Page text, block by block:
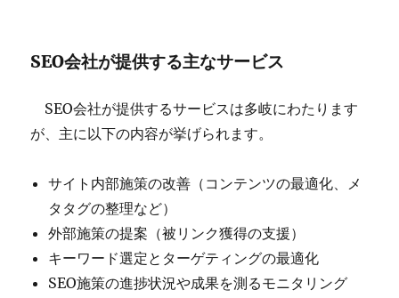
SEO会社が提供する主なサービス
SEO会社が提供するサービスは多岐にわたります
が、主に以下の内容が挙げられます。
サイト内部施策の改善（コンテンツの最適化、メ
タタグの整理など）
外部施策の提案（被リンク獲得の支援）
キーワード選定とターゲティングの最適化
SEO施策の進捗状況や成果を測るモニタリング